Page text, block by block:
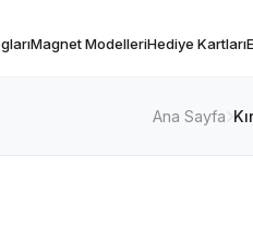
Magnet ModelleriHediye Kartları
Ana Sayfa